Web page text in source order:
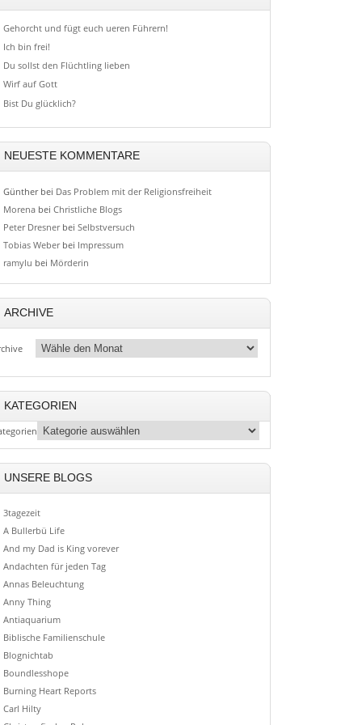
Gehorcht und fügt euch ueren Führern!
Ich bin frei!
Du sollst den Flüchtling lieben
Wirf auf Gott
Bist Du glücklich?
NEUESTE KOMMENTARE
Güntherbei Das Problem mit der Religionsfreiheit
Morenabei Christliche Blogs
Peter Dresnerbei Selbstversuch
Tobias Weberbei Impressum
ramylu bei Mörderin
ARCHIVE
KATEGORIEN
UNSERE BLOGS
3tagezeit
A Bullerbü Life
And my Dad is King vorever
Andachten für jeden Tag
Annas Beleuchtung
Anny Thing
Antiaquarium
Biblische Familienschule
Blognichtab
Boundlesshope
Burning Heart Reports
Carl Hilty